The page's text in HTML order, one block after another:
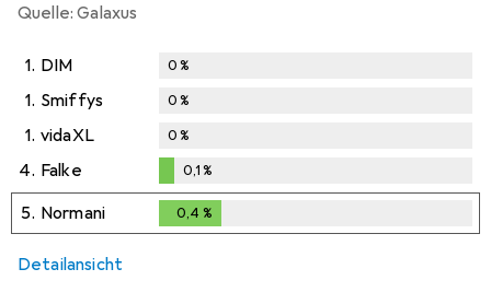
Quelle: Galaxus
1. DIM 0%
1. Smiffys 0%
1. vidaXL 0%
4. Falke
0,1%
0,1%
5. Normani 0,4 %
Detailansicht